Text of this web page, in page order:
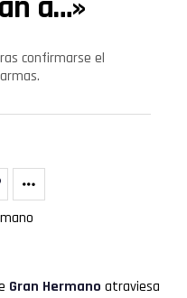
confirmarse el
Gran Hermano atraviesa